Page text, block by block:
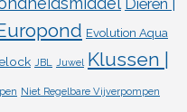
Evolution Aqua
JBL Juwel Klussen |
Niet Regelbare Vijverpompen